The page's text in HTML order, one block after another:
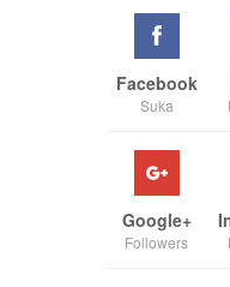
Facebook
Suka
Google+
Followers